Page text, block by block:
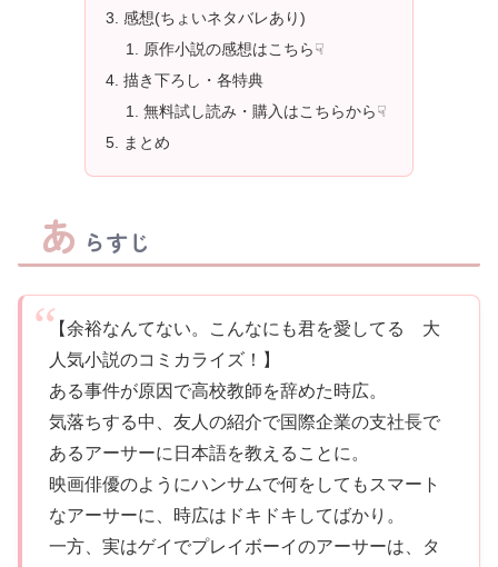
感想(ちょいネタバレあり)
原作小説の感想はこちら☟
描き下ろし・各特典
無料試し読み・購入はこちらから☟
まとめ
あ らすじ
【余裕なんてない。こんなにも君を愛してる 大
人気小説のコミカライズ！】
ある事件が原因で高校教師を辞めた時広。
気落ちする中、友人の紹介で国際企業の支社長で
あるアーサーに日本語を教えることに。
映画俳優のようにハンサムで何をしてもスマート
なアーサーに、時広はドキドキしてばかり。
一方、実はゲイでプレイボーイのアーサーは、タ